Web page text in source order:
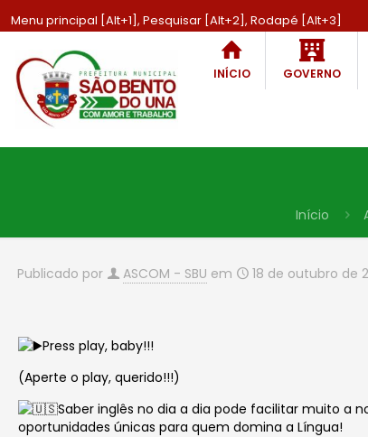
Menu principal [Alt+1], Pesquisar [Alt+2], Rodapé [Alt+3]
INÍCIO GOVERNO
Início
Publicado por ASCOM - SBU em 18 de outubro de
Press play, baby!!!
(Aperte o play, querido!!!)
Saber inglês no dia a dia pode facilitar muito a
oportunidades únicas para quem domina a Língua!